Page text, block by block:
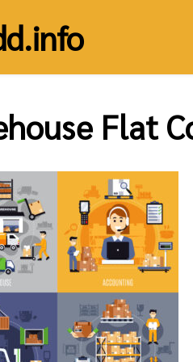
Flat